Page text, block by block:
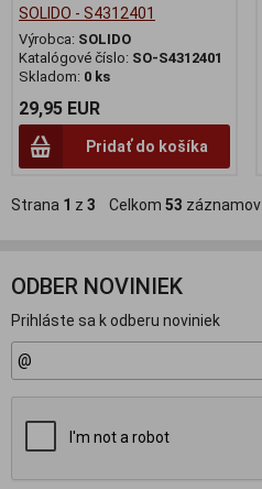
SOLIDO - S4312401
Výrobca: SOLIDO
Katalógové číslo: SO-S4312401
Skladom: 0 ks
29,95 EUR
Pridať do košíka
Strana 1 z 3 Celkom 53 záznamov
ODBER NOVINIEK
Prihláste sa k odberu noviniek